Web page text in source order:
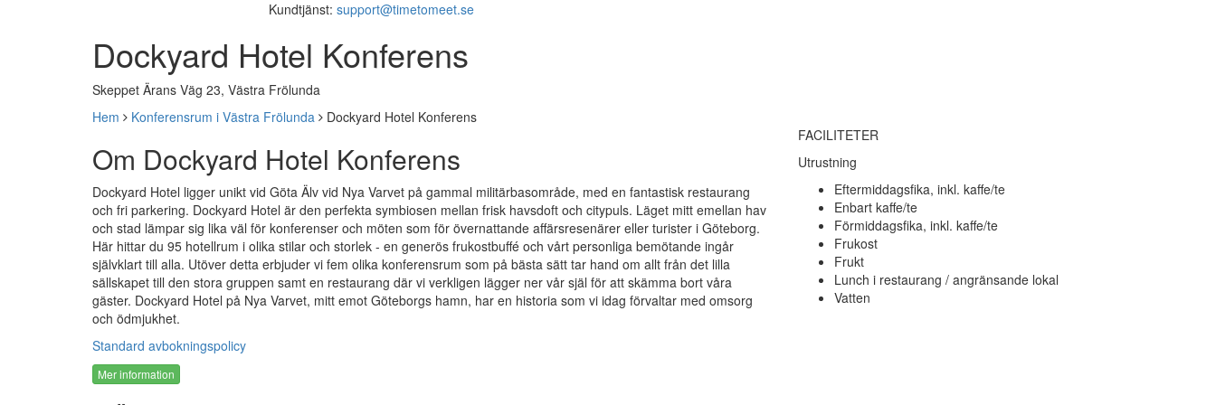
Kundtjänst: support@timetomeet.se
Dockyard Hotel Konferens
Skeppet Ärans Väg 23, Västra Frölunda
Hem
Konferensrum i Västra Frölunda Dockyard Hotel Konferens
Om Dockyard Hotel Konferens
Dockyard Hotel ligger unikt vid Göta Älv vid Nya Varvet på gammal militärbasområde, med en fantastisk restaurang
och fri parkering. Dockyard Hotel är den perfekta symbiosen mellan frisk havsdoft och citypuls. Läget mitt emellan hav
och stad lämpar sig lika väl för konferenser och möten som för övernattande affärsresenärer eller turister i Göteborg.
Här hittar du 95 hotellrum i olika stilar och storlek - en generös frukostbuffé och vårt personliga bemötande ingår
självklart till alla. Utöver detta erbjuder vi fem olika konferensrum som på bästa sätt tar hand om allt från det lilla
sällskapet till den stora gruppen samt en restaurang där vi verkligen lägger ner vår själ för att skämma bort våra
gäster. Dockyard Hotel på Nya Varvet, mitt emot Göteborgs hamn, har en historia som vi idag förvaltar med omsorg
och ödmjukhet.
Standard avbokningspolicy
Mer information
FACILITETER
Utrustning
Eftermiddagsfika, inkl. kaffe/te
Enbart kaffe/te
Förmiddagsfika, inkl. kaffe/te
Frukost
Frukt
Lunch i restaurang / angränsande lokal
Vatten